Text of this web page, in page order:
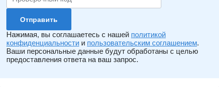
Нажимая, вы соглашаетесь с нашей политикой
конфиденциальности и пользовательским соглашением.
Ваши персональные данные будут обработаны с целью
предоставления ответа на ваш запрос.